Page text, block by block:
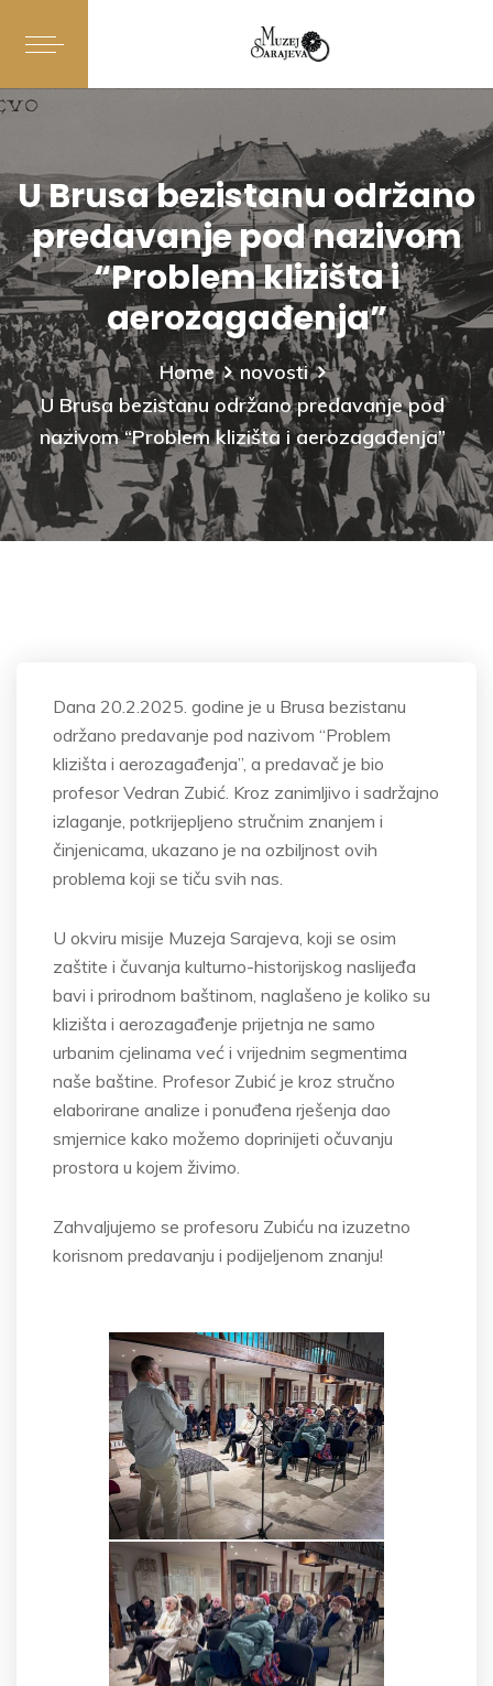
U Brusa bezistanu održano
predavanje pod nazivom
“Problem klizišta i
aerozagađenja”
Home
novosti
U Brusa bezistanu održano predavanje pod
nazivom “Problem klizišta i aerozagađenja”
Dana 20.2.2025. godine je u Brusa bezistanu
održano predavanje pod nazivom “Problem
klizišta i aerozagađenja”, a predavač je bio
profesor Vedran Zubić. Kroz zanimljivo i sadržajno
izlaganje, potkrijepljeno stručnim znanjem i
činjenicama, ukazano je na ozbiljnost ovih
problema koji se tiču svih nas.
U okviru misije Muzeja Sarajeva, koji se osim
zaštite i čuvanja kulturno-historijskog naslijeđa
bavi i prirodnom baštinom, naglašeno je koliko su
klizišta i aerozagađenje prijetnja ne samo
urbanim cjelinama već i vrijednim segmentima
naše baštine. Profesor Zubić je kroz stručno
elaborirane analize i ponuđena rješenja dao
smjernice kako možemo doprinijeti očuvanju
prostora u kojem živimo.
Zahvaljujemo se profesoru Zubiću na izuzetno
korisnom predavanju i podijeljenom znanju!